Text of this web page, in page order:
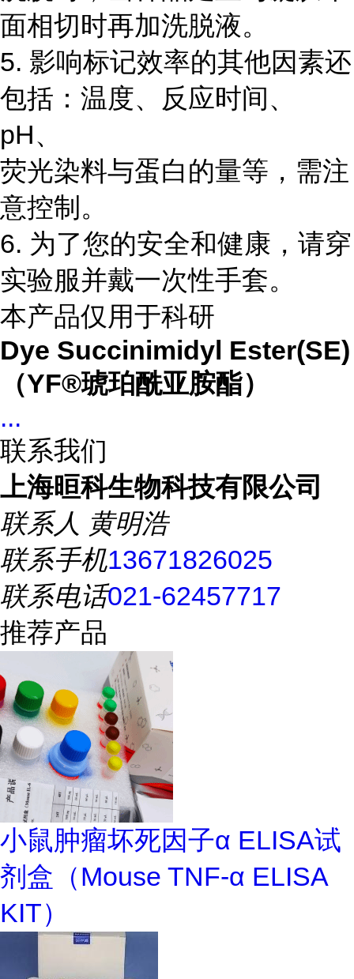
面相切时再加洗脱液。
5. 影响标记效率的其他因素还
包括：温度、反应时间、
pH、
荧光染料与蛋白的量等，需注
意控制。
6. 为了您的安全和健康，请穿
实验服并戴一次性手套。
本产品仅用于科研
Dye Succinimidyl Ester(SE)
（YF®琥珀酰亚胺酯）
...
联系我们
上海晅科生物科技有限公司
联系人 黄明浩
联系手机13671826025
联系电话021-62457717
推荐产品
小鼠肿瘤坏死因子α ELISA试
剂盒（Mouse TNF-α ELISA
KIT）